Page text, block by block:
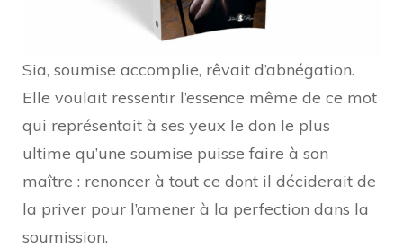
Sia, soumise accomplie, rêvait d’abnégation.
Elle voulait ressentir l’essence même de ce mot
qui représentait à ses yeux le don le plus
ultime qu’une soumise puisse faire à son
maître : renoncer à tout ce dont il déciderait de
la priver pour l’amener à la perfection dans la
soumission.